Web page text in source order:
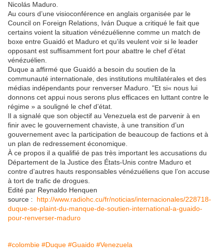
Nicolás Maduro.
Au cours d’une visioconférence en anglais organisée par le
Council on Foreign Relations, Iván Duque a critiqué le fait que
certains voient la situation vénézuélienne comme un match de
boxe entre Guaidó et Maduro et qu’ils veulent voir si le leader
opposant est suffisamment fort pour abattre le chef d’état
vénézuélien.
Duque a affirmé que Guaidó a besoin du soutien de la
communauté internationale, des institutions multilatérales et des
médias indépendants pour renverser Maduro. "Et si« nous lui
donnons cet appui nous serons plus efficaces en luttant contre le
régime » a souligné le chef d’état.
Il a signalé que son objectif au Venezuela est de parvenir à en
finir avec le gouvernement chaviste, à une transition d’un
gouvernement avec la participation de beaucoup de factions et à
un plan de redressement économique.
À ce propos il a qualifié de pas très important les accusations du
Département de la Justice des États-Unis contre Maduro et
contre d’autres hauts responsables vénézuéliens que l’on accuse
à tort de trafic de drogues.
Edité par Reynaldo Henquen
source : http://www.radiohc.cu/fr/noticias/internacionales/228718-
duque-se-plaint-du-manque-de-soutien-international-a-guaido-
pour-renverser-maduro
#colombie #Duque #Guaido #Venezuela